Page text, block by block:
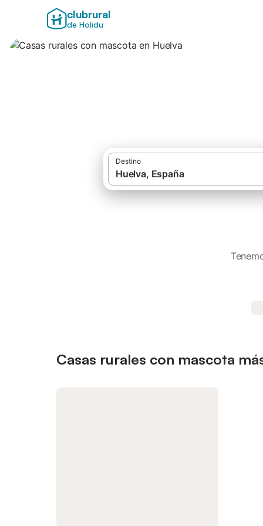
clubrural
de Holidu
Destino
Casas rurales con mascota